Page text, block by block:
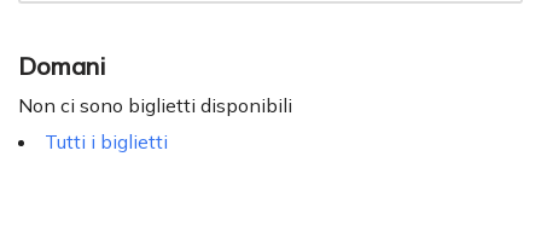
Domani
Non ci sono biglietti disponibili
Tutti i biglietti